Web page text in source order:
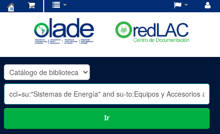
OLADE
-
Ir